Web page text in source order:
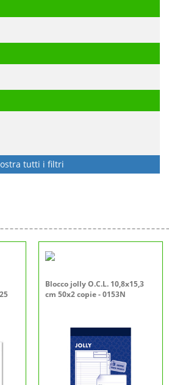
tutti i filtri
Blocco jolly O.C.L. 10,8x15,3
cm 50x2 copie - 0153N